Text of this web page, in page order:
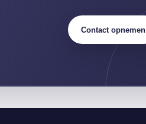
Contact opnemen